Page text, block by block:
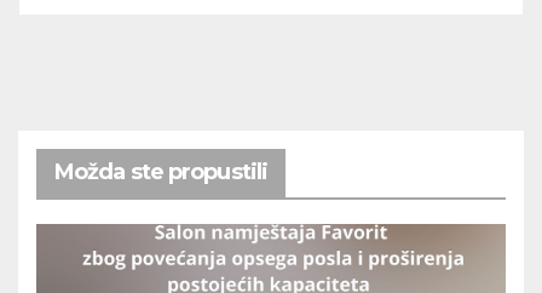
Možda ste propustili